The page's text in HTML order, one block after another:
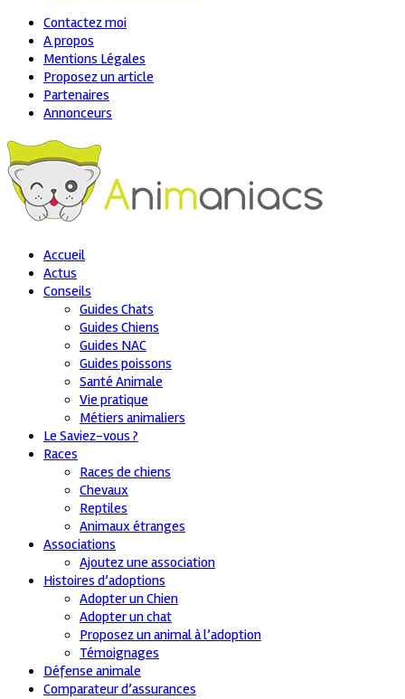
Contactez moi
A propos
Mentions Légales
Proposez un article
Partenaires
Annonceurs
Accueil
Actus
Conseils
Guides Chats
Guides Chiens
Guides NAC
Guides poissons
Santé Animale
Vie pratique
Métiers animaliers
Le Saviez-vous ?
Races
Races de chiens
Chevaux
Reptiles
Animaux étranges
Associations
Ajoutez une association
Histoires d’adoptions
Adopter un Chien
Adopter un chat
Proposez un animal à l’adoption
Témoignages
Défense animale
Comparateur d’assurances